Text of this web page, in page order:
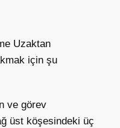
Uzaktan
için şu
ve görev
üst köşesindeki üç